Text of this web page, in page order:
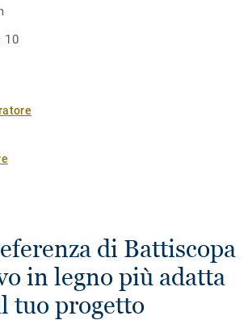
10
di Battiscopa
in legno più adatta
tuo progetto